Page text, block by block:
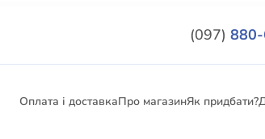
(097)
Оплата і доставкаПро магазинЯк придбати?